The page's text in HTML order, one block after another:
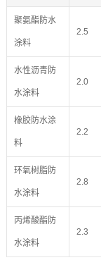
聚氨酯防水
涂料
2.5
水性沥青防
水涂料
2.0
橡胶防水涂
料
2.2
环氧树脂防
水涂料
2.8
丙烯酸酯防
水涂料
2.3